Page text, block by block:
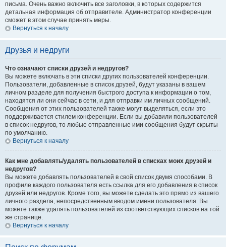
письма. Очень важно включить все заголовки, в которых содержится
детальная информация об отправителе. Администратор конференции
сможет в этом случае принять меры.
Вернуться к началу
Друзья и недруги
Что означают списки друзей и недругов?
Вы можете включать в эти списки других пользователей конференции.
Пользователи, добавленные в список друзей, будут указаны в вашем
личном разделе для получения быстрого доступа к информации о том,
находятся ли они сейчас в сети, и для отправки им личных сообщений.
Сообщения от этих пользователей также могут выделяться, если это
поддерживается стилем конференции. Если вы добавили пользователей
в список недругов, то любые отправленные ими сообщения будут скрыты
по умолчанию.
Вернуться к началу
Как мне добавлять/удалять пользователей в списках моих друзей и
недругов?
Вы можете добавлять пользователей в свой список двумя способами. В
профиле каждого пользователя есть ссылка для его добавления в список
друзей или недругов. Кроме того, вы можете сделать это прямо из вашего
личного раздела, непосредственным вводом имени пользователя. Вы
можете также удалять пользователей из соответствующих списков на той
же странице.
Вернуться к началу